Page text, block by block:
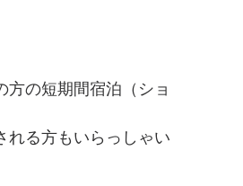
の短期間宿泊（ショ
れる方もいらっしゃい